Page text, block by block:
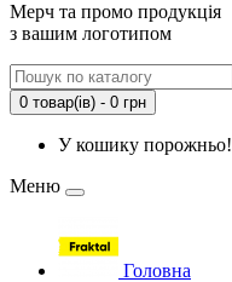
Мерч та промо продукція
з вашим логотипом
0 товар(ів) - 0 грн
У кошику порожньо!
Меню
Головна